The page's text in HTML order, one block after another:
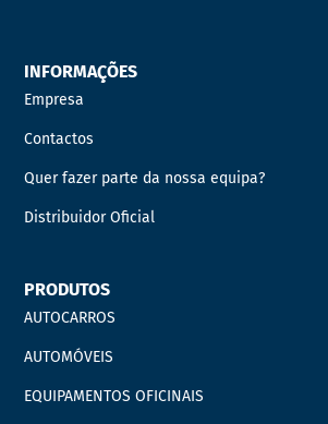
INFORMAÇÕES
Empresa
Contactos
Quer fazer parte da nossa equipa?
Distribuidor Oficial
PRODUTOS
AUTOCARROS
AUTOMÓVEIS
EQUIPAMENTOS OFICINAIS